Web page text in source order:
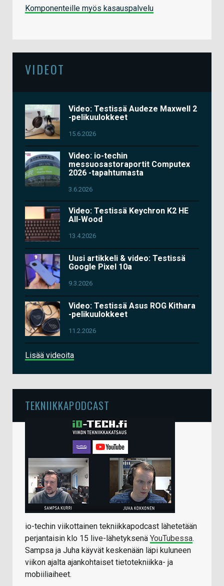
Komponenteille myös kasauspalvelu
VIDEOT
Video: Testissä Audeze Maxwell 2
-pelikuulokkeet
15.6.2026
Video: io-techin
messuosastoraportit Computex
2026 -tapahtumasta
3.6.2026
Video: Testissä Keychron K2 HE
All-Wood
13.4.2026
Uusi artikkeli & video: Testissä
Google Pixel 10a
9.3.2026
Video: Testissä Asus ROG Kithara
-pelikuulokkeet
11.2.2026
Lisää videoita
TEKNIIKKAPODCAST
io-techin viikottainen tekniikkapodcast lähetetään
perjantaisin klo 15 live-lähetyksenä YouTubessa.
Sampsa ja Juha käyvät keskenään läpi kuluneen
viikon ajalta ajankohtaiset tietotekniikka- ja
mobiiliaiheet.